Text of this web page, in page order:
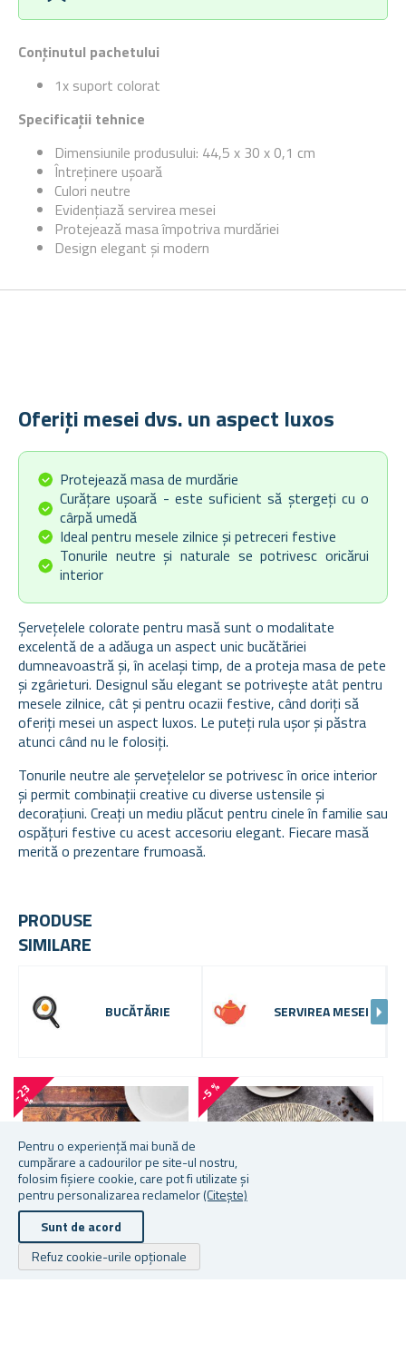
Pentru o experiență mai bună de
cumpărare a cadourilor pe site-ul nostru,
folosim fișiere cookie, care pot fi utilizate și
pentru personalizarea reclamelor(Citește)
Sunt de acord
Refuz cookie-urile opționale
Conținutul pachetului
1x suport colorat
Specificații tehnice
Dimensiunile produsului: 44,5 x 30 x 0,1 cm
Întreținere ușoară
Culori neutre
Evidențiază servirea mesei
Protejează masa împotriva murdăriei
Design elegant și modern
Oferiți mesei dvs. un aspect luxos
Protejează masa de murdărie
Curățare ușoară - este suficient să ștergeți cu o
cârpă umedă
Ideal pentru mesele zilnice și petreceri festive
Tonurile neutre și naturale se potrivesc oricărui
interior
Șervețelele colorate pentru masă sunt o modalitate
excelentă de a adăuga un aspect unic bucătăriei
dumneavoastră și, în același timp, de a proteja masa de pete
și zgârieturi. Designul său elegant se potrivește atât pentru
mesele zilnice, cât și pentru ocazii festive, când doriți să
oferiți mesei un aspect luxos. Le puteți rula ușor și păstra
atunci când nu le folosiți.
Tonurile neutre ale șervețelelor se potrivesc în orice interior
și permit combinații creative cu diverse ustensile și
decorațiuni. Creați un mediu plăcut pentru cinele în familie sau
ospățuri festive cu acest accesoriu elegant. Fiecare masă
merită o prezentare frumoasă.
PRODUSE
SIMILARE
BUCĂTĂRIE SERVIREA MESEI
-
2
3
% -5 %